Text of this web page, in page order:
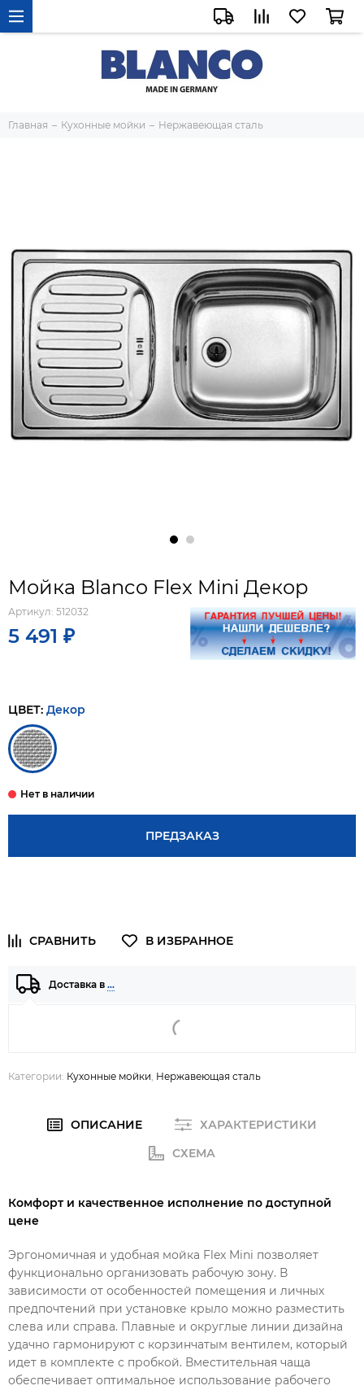
Главная Кухонные мойки Нержавеющая сталь
Мойка Blanco Flex Mini Декор
Артикул: 512032
5 491 ₽
ЦВЕТ: Декор
ПРЕДЗАКАЗ
Доставка в …
Категории: Кухонные мойки, Нержавеющая сталь
ОПИСАНИЕ
ХАРАКТЕРИСТИКИ
СХЕМА
Комфорт и качественное исполнение по доступной
цене
Эргономичная и удобная мойка Flex Mini позволяет
функционально организовать рабочую зону. В
зависимости от особенностей помещения и личных
предпочтений при установке крыло можно разместить
слева или справа. Плавные и округлые линии дизайна
удачно гармонируют с корзинчатым вентилем, который
идет в комплекте с пробкой. Вместительная чаща
обеспечивает оптимальное использование рабочего